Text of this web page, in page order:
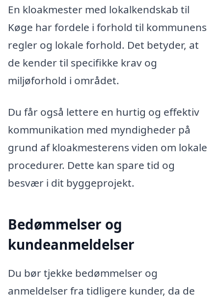
En kloakmester med lokalkendskab til
Køge har fordele i forhold til kommunens
regler og lokale forhold. Det betyder, at
de kender til specifikke krav og
miljøforhold i området.
Du får også lettere en hurtig og effektiv
kommunikation med myndigheder på
grund af kloakmesterens viden om lokale
procedurer. Dette kan spare tid og
besvær i dit byggeprojekt.
Bedømmelser og
kundeanmeldelser
Du bør tjekke bedømmelser og
anmeldelser fra tidligere kunder, da de